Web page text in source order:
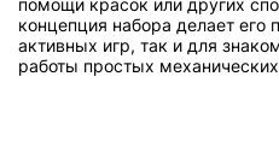
помощи красок или других
концепция набора делает
активных игр, так и для
работы простых